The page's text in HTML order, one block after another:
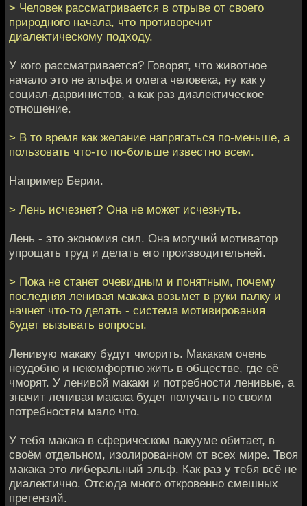
> Человек рассматривается в отрыве от своего
природного начала, что противоречит
диалектическому подходу.
У кого рассматривается? Говорят, что животное
начало это не альфа и омега человека, ну как у
социал-дарвинистов, а как раз диалектическое
отношение.
> В то время как желание напрягаться по-меньше, а
пользовать что-то по-больше известно всем.
Например Берии.
> Лень исчезнет? Она не может исчезнуть.
Лень - это экономия сил. Она могучий мотиватор
упрощать труд и делать его производительней.
> Пока не станет очевидным и понятным, почему
последняя ленивая макака возьмет в руки палку и
начнет что-то делать - система мотивирования
будет вызывать вопросы.
Ленивую макаку будут чморить. Макакам очень
неудобно и некомфортно жить в обществе, где её
чморят. У ленивой макаки и потребности ленивые, а
значит ленивая макака будет получать по своим
потребностям мало что.
У тебя макака в сферическом вакууме обитает, в
своём отдельном, изолированном от всех мире. Твоя
макака это либеральный эльф. Как раз у тебя всё не
диалектично. Отсюда много откровенно смешных
претензий.